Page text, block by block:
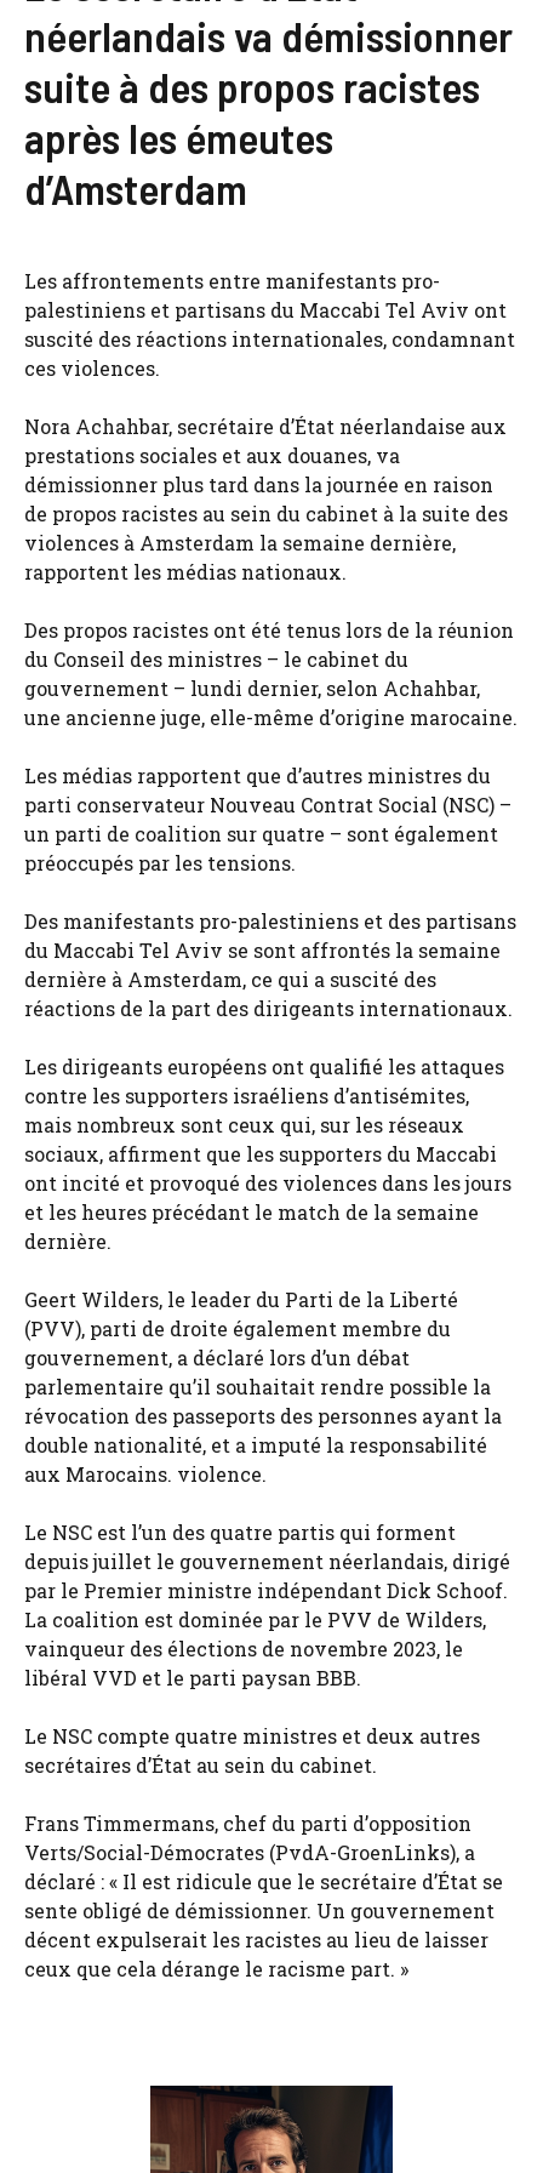
néerlandais va démissionner
suite à des propos racistes
après les émeutes
d’Amsterdam
Les affrontements entre manifestants pro-
palestiniens et partisans du Maccabi Tel Aviv ont
suscité des réactions internationales, condamnant
ces violences.
Nora Achahbar, secrétaire d’État néerlandaise aux
prestations sociales et aux douanes, va
démissionner plus tard dans la journée en raison
de propos racistes au sein du cabinet à la suite des
violences à Amsterdam la semaine dernière,
rapportent les médias nationaux.
Des propos racistes ont été tenus lors de la réunion
du Conseil des ministres – le cabinet du
gouvernement – lundi dernier, selon Achahbar,
une ancienne juge, elle-même d’origine marocaine.
Les médias rapportent que d’autres ministres du
parti conservateur Nouveau Contrat Social (NSC) –
un parti de coalition sur quatre – sont également
préoccupés par les tensions.
Des manifestants pro-palestiniens et des partisans
du Maccabi Tel Aviv se sont affrontés la semaine
dernière à Amsterdam, ce qui a suscité des
réactions de la part des dirigeants internationaux.
Les dirigeants européens ont qualifié les attaques
contre les supporters israéliens d’antisémites,
mais nombreux sont ceux qui, sur les réseaux
sociaux, affirment que les supporters du Maccabi
ont incité et provoqué des violences dans les jours
et les heures précédant le match de la semaine
dernière.
Geert Wilders, le leader du Parti de la Liberté
(PVV), parti de droite également membre du
gouvernement, a déclaré lors d’un débat
parlementaire qu’il souhaitait rendre possible la
révocation des passeports des personnes ayant la
double nationalité, et a imputé la responsabilité
aux Marocains. violence.
Le NSC est l’un des quatre partis qui forment
depuis juillet le gouvernement néerlandais, dirigé
par le Premier ministre indépendant Dick Schoof.
La coalition est dominée par le PVV de Wilders,
vainqueur des élections de novembre 2023, le
libéral VVD et le parti paysan BBB.
Le NSC compte quatre ministres et deux autres
secrétaires d’État au sein du cabinet.
Frans Timmermans, chef du parti d’opposition
Verts/Social-Démocrates (PvdA-GroenLinks), a
déclaré : « Il est ridicule que le secrétaire d’État se
sente obligé de démissionner. Un gouvernement
décent expulserait les racistes au lieu de laisser
ceux que cela dérange le racisme part. »